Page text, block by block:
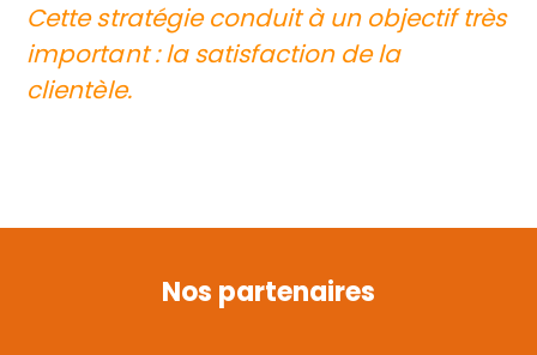
Cette stratégie conduit à un objectif très
important : la satisfaction de la
clientèle.
Nos partenaires